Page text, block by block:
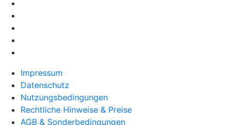
Impressum
Datenschutz
Nutzungsbedingungen
Rechtliche Hinweise & Preise
AGB & Sonderbedingungen